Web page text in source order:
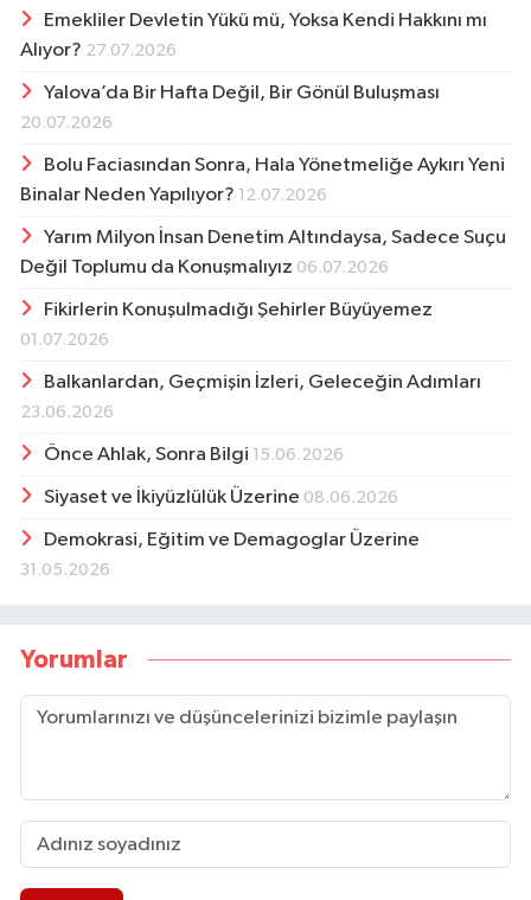
Emekliler Devletin Yükü mü, Yoksa Kendi Hakkını mı
Alıyor? 27.07.2026
Yalova’da Bir Hafta Değil, Bir Gönül Buluşması
20.07.2026
Bolu Faciasından Sonra, Hala Yönetmeliğe Aykırı Yeni
Binalar Neden Yapılıyor? 12.07.2026
Yarım Milyon İnsan Denetim Altındaysa, Sadece Suçu
Değil Toplumu da Konuşmalıyız 06.07.2026
Fikirlerin Konuşulmadığı Şehirler Büyüyemez
01.07.2026
Balkanlardan, Geçmişin İzleri, Geleceğin Adımları
23.06.2026
Önce Ahlak, Sonra Bilgi 15.06.2026
Siyaset ve İkiyüzlülük Üzerine 08.06.2026
Demokrasi, Eğitim ve Demagoglar Üzerine
31.05.2026
Yorumlar